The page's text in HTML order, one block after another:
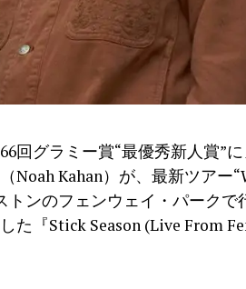
回グラミー賞“最優秀新人賞”
Noah Kahan）が、最新ツアー
トンのフェンウェイ・パークで
た『Stick Season (Live From